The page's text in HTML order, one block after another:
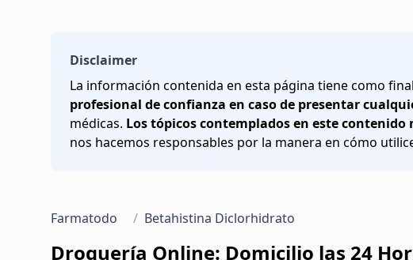
Disclaimer
La información contenida en esta página tiene como
profesional de confianza en caso de presentar
médicas. Los tópicos contemplados en este
nos hacemos responsables por la manera en cómo
Farmatodo / Betahistina Diclorhidrato
Droguería Online: Domicilio las 24